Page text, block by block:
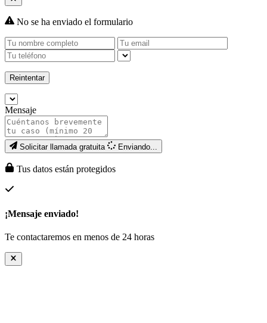
No se ha enviado el formulario
Reintentar
Mensaje
Solicitar llamada gratuita Enviando...
Tus datos están protegidos
¡Mensaje enviado!
Te contactaremos en menos de 24 horas